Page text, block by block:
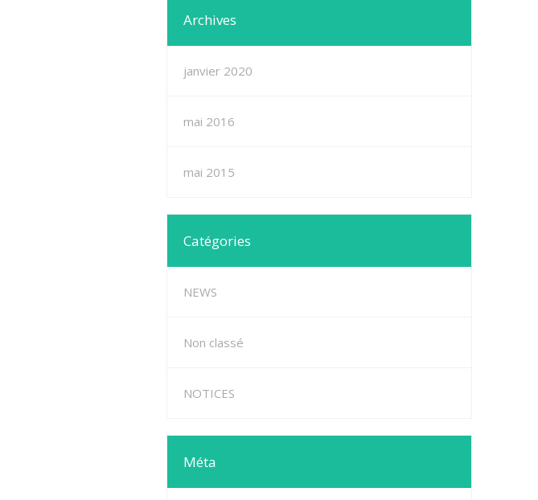
Archives
janvier 2020
mai 2016
mai 2015
Catégories
NEWS
Non classé
NOTICES
Méta